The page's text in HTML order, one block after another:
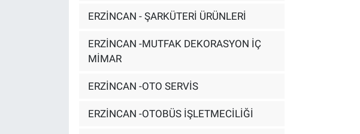
ERZİNCAN - ŞARKÜTERİ ÜRÜNLERİ
ERZİNCAN -MUTFAK DEKORASYON İÇ
MİMAR
ERZİNCAN -OTO SERVİS
ERZİNCAN -OTOBÜS İŞLETMECİLİĞİ